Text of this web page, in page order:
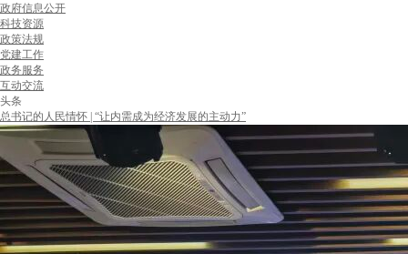
政府信息公开
科技资源
政策法规
党建工作
政务服务
互动交流
头条
总书记的人民情怀 | “让内需成为经济发展的主动力”